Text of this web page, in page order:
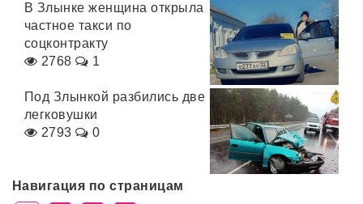
В Злынке женщина открыла
частное такси по
соцконтракту
2768
1
Под Злынкой разбились две
легковушки
2793
0
Навигация по страницам